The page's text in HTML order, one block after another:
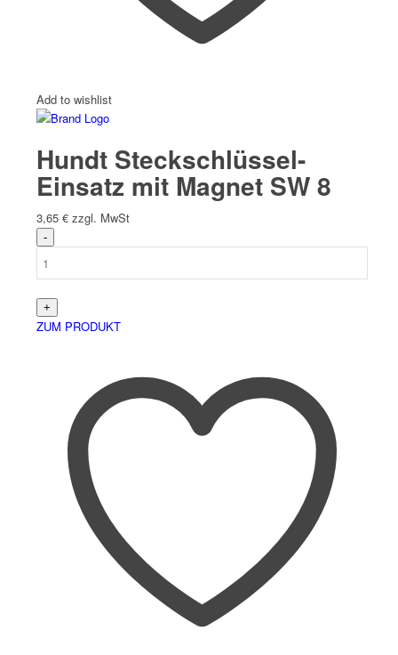
Add to wishlist
Hundt Steckschlüssel-
Einsatz mit Magnet SW 8
3,65 € zzgl. MwSt
ZUM PRODUKT